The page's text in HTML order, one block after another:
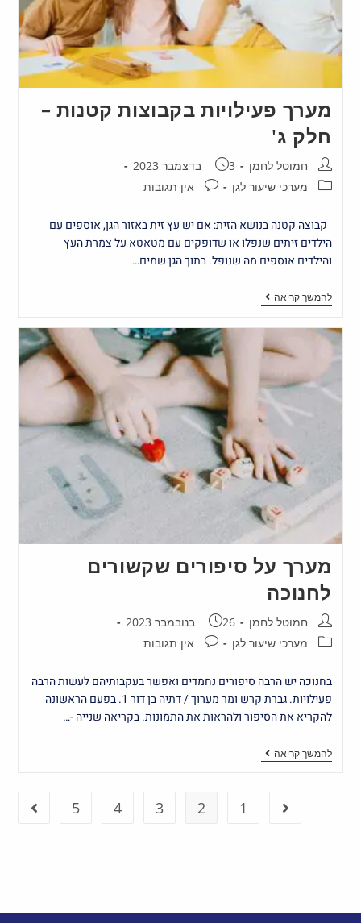
מערך פעילויות בקבוצות קטנות –
חלק ג'
חמוטל לחמן
3 בדצמבר 2023
מערכי שיעור לגן
אין תגובות
קבוצה קטנה בנושא הזית: אם יש עץ זית באזור הגן, אוספים עם
הילדים זיתים שנפלו או שדופקים עם מטאטא על צמרת העץ
והילדים אוספים מה שנופל. בתוך הגן שמים…
להמשך קריאה
מערך על סיפורים שקשורים
לחנוכה
חמוטל לחמן
26 בנובמבר 2023
מערכי שיעור לגן
אין תגובות
בחנוכה יש הרבה סיפורים נחמדים ואפשר בעקבותיהם לעשות הרבה
פעילויות. גברת קרש ומר מערוך / דתיה בן דור 1. בפעם הראשונה
להקריא את הסיפור ולהראות את התמונות. בקריאה שנייה -…
להמשך קריאה
1
2
3
4
5